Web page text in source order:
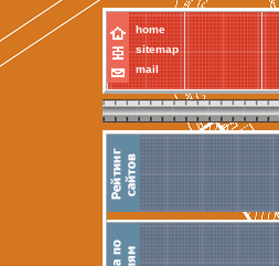
home
sitemap
mail